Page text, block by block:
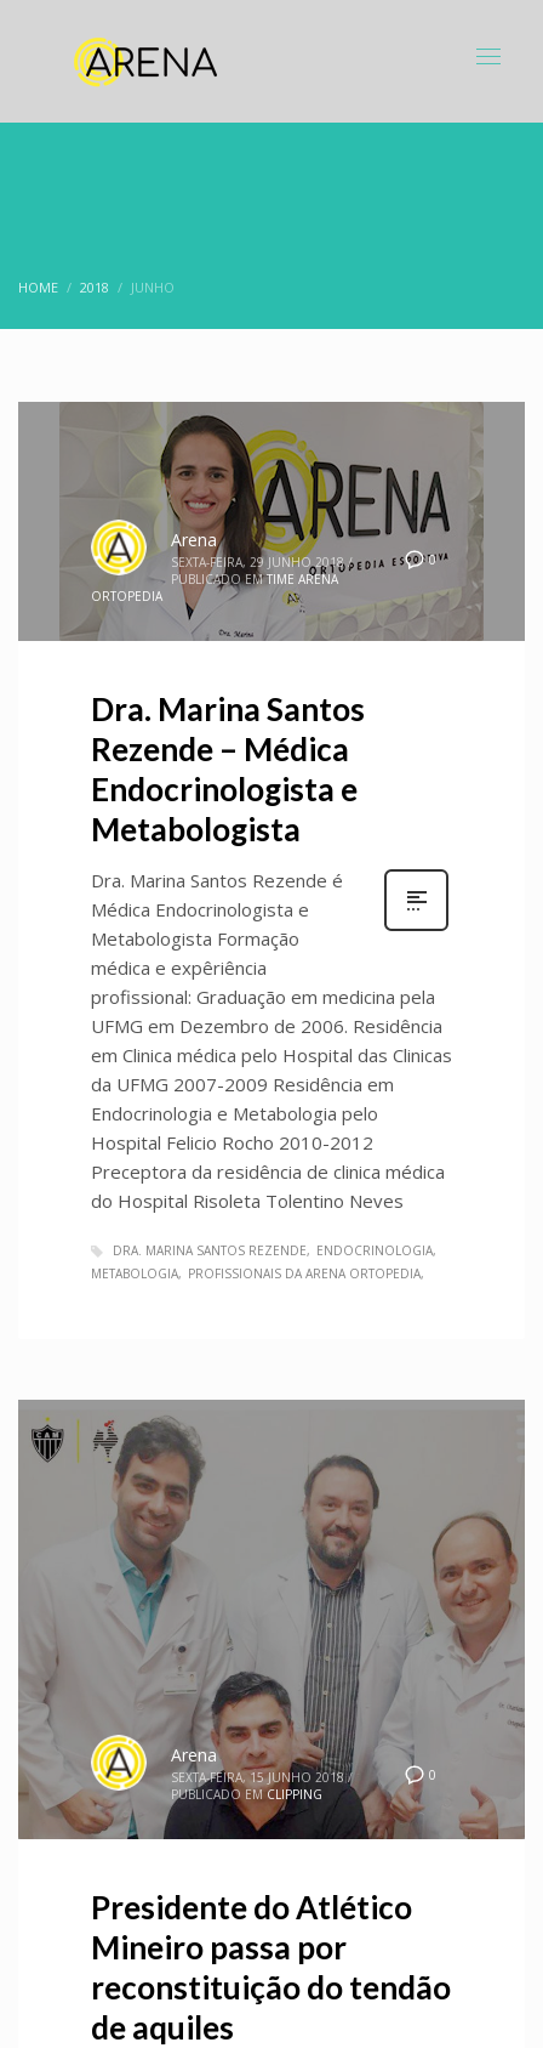
HOME 2018 JUNHO
0
Arena
SEXTA-FEIRA, 29 JUNHO 2018 /
PUBLICADO EM TIME ARENA
ORTOPEDIA
Dra. Marina Santos
Rezende – Médica
Endocrinologista e
Metabologista
Dra. Marina Santos Rezende é
Médica Endocrinologista e
Metabologista Formação
médica e expêriência
profissional: Graduação em medicina pela
UFMG em Dezembro de 2006. Residência
em Clinica médica pelo Hospital das Clinicas
da UFMG 2007-2009 Residência em
Endocrinologia e Metabologia pelo
Hospital Felicio Rocho 2010-2012
Preceptora da residência de clinica médica
do Hospital Risoleta Tolentino Neves
DRA. MARINA SANTOS REZENDE
ENDOCRINOLOGIA
METABOLOGIA
PROFISSIONAIS DA ARENA ORTOPEDIA
0
Arena
SEXTA-FEIRA, 15 JUNHO 2018 /
PUBLICADO EM CLIPPING
Presidente do Atlético
Mineiro passa por
reconstituição do tendão
de aquiles